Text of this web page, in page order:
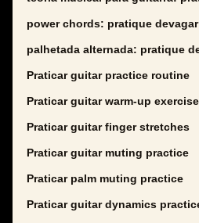
power chords: pratique
palhetada alternada: pratique
Praticar guitar practice routine
Praticar guitar warm-up
Praticar guitar finger stretches
Praticar guitar muting practice
Praticar palm muting practice
Praticar guitar dynamics